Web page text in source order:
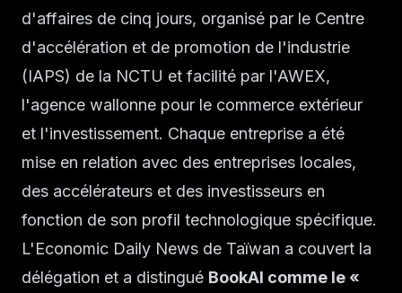
d'affaires de cinq jours, organisé par le Centre
d'accélération et de promotion de l'industrie
(IAPS) de la NCTU et facilité par l'AWEX,
l'agence wallonne pour le commerce extérieur
et l'investissement. Chaque entreprise a été
mise en relation avec des entreprises locales,
des accélérateurs et des investisseurs en
fonction de son profil technologique spécifique.
L'Economic Daily News de Taïwan a couvert la
délégation et a distingué BookAI comme le «